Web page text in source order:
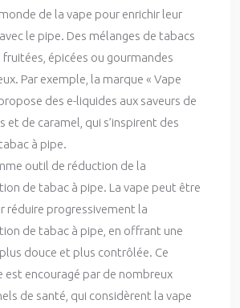
de la vape pour enrichir leur
le pipe. Des mélanges de tabacs
fruitées, épicées ou gourmandes
Par exemple, la marque « Vape
des e-liquides aux saveurs de
et de caramel, qui s’inspirent des
à pipe.
outil de réduction de la
de tabac à pipe. La vape peut être
réduire progressivement la
de tabac à pipe, en offrant une
douce et plus contrôlée. Ce
est encouragé par de nombreux
de santé, qui considèrent la vape